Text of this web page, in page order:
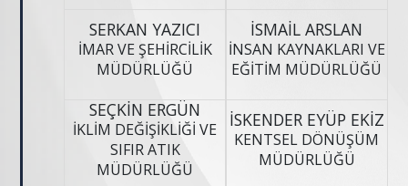
SERKAN YAZICI
İMAR VE ŞEHİRCİLİK
MÜDÜRLÜĞÜ
İSMAİL ARSLAN
İNSAN KAYNAKLARI VE
EĞİTİM MÜDÜRLÜĞÜ
SEÇKİN ERGÜN
İKLİM DEĞİŞİKLİĞİ VE
SIFIR ATIK
MÜDÜRLÜĞÜ
İSKENDER EYÜP EKİZ
KENTSEL DÖNÜŞÜM
MÜDÜRLÜĞÜ